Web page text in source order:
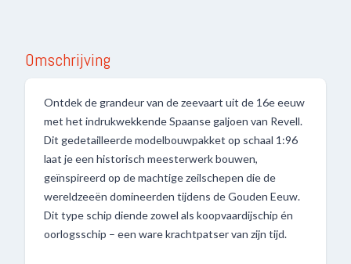
Omschrijving
Ontdek de grandeur van de zeevaart uit de 16e eeuw
met het indrukwekkende Spaanse galjoen van Revell.
Dit gedetailleerde modelbouwpakket op schaal 1:96
laat je een historisch meesterwerk bouwen,
geïnspireerd op de machtige zeilschepen die de
wereldzeeën domineerden tijdens de Gouden Eeuw.
Dit type schip diende zowel als koopvaardijschip én
oorlogsschip – een ware krachtpatser van zijn tijd.